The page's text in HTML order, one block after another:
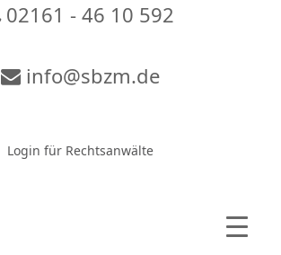
02161 - 46 10 592
info@sbzm.de
Login für Rechtsanwälte